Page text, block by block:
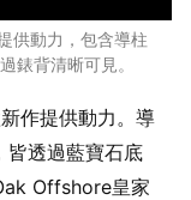
供動力，包含導柱
錶背清晰可見。
作提供動力。導
皆透過藍寶石底
Offshore皇家